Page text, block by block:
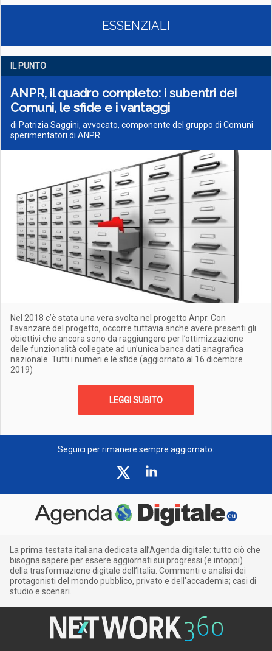
ESSENZIALI
IL PUNTO
ANPR, il quadro completo: i subentri dei
Comuni, le sfide e i vantaggi
di Patrizia Saggini, avvocato, componente del gruppo di Comuni
sperimentatori di ANPR
Nel 2018 c’è stata una vera svolta nel progetto Anpr. Con
l’avanzare del progetto, occorre tuttavia anche avere presenti gli
obiettivi che ancora sono da raggiungere per l’ottimizzazione
delle funzionalità collegate ad un’unica banca dati anagrafica
nazionale. Tutti i numeri e le sfide (aggiornato al 16 dicembre
2019)
LEGGI SUBITO
Seguici per rimanere sempre aggiornato:
La prima testata italiana dedicata all’Agenda digitale: tutto ciò che
bisogna sapere per essere aggiornati sui progressi (e intoppi)
della trasformazione digitale dell’Italia. Commenti e analisi dei
protagonisti del mondo pubblico, privato e dell’accademia; casi di
studio e scenari.